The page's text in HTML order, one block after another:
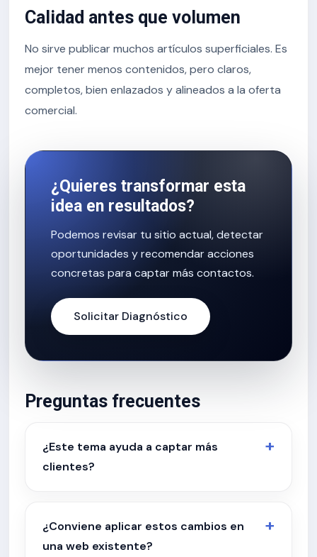
Calidad antes que volumen
No sirve publicar muchos artículos superficiales. Es
mejor tener menos contenidos, pero claros,
completos, bien enlazados y alineados a la oferta
comercial.
¿Quieres transformar esta
idea en resultados?
Podemos revisar tu sitio actual, detectar
oportunidades y recomendar acciones
concretas para captar más contactos.
Solicitar Diagnóstico
Preguntas frecuentes
¿Este tema ayuda a captar más
clientes?
¿Conviene aplicar estos cambios en
una web existente?